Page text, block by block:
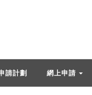
請計劃 網上申請